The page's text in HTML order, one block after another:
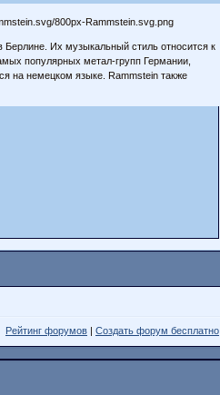
Их музыкальный стиль относится к
популярных метал-групп Германии,
на немецком языке. Rammstein также
Рейтинг форумов Создать форум бесплатно